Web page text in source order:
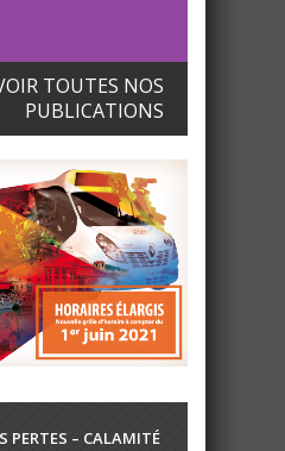
TOUTES NOS
PUBLICATIONS
PERTES – CALAMITÉ